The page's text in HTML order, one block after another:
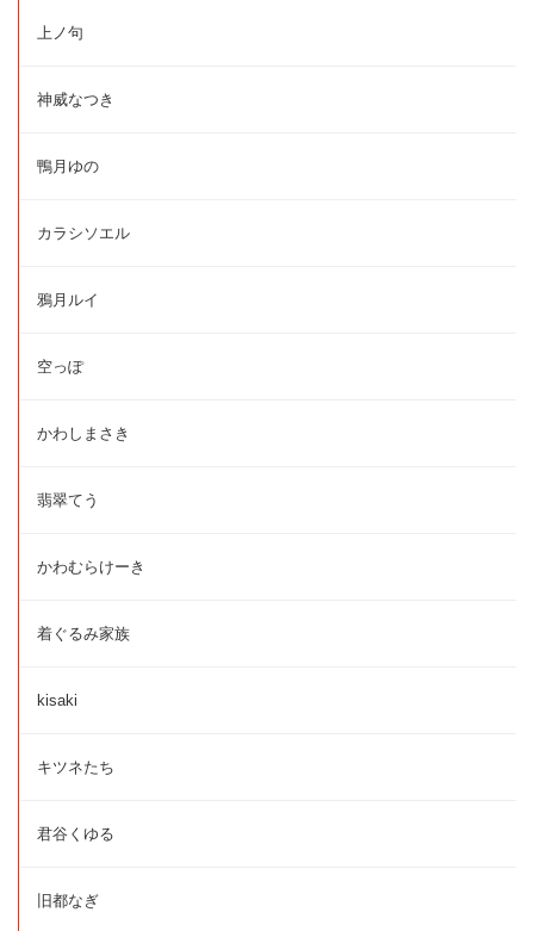
上ノ句
神威なつき
鴨月ゆの
カラシソエル
鴉月ルイ
空っぽ
かわしまさき
翡翠てう
かわむらけーき
着ぐるみ家族
kisaki
キツネたち
君谷くゆる
旧都なぎ